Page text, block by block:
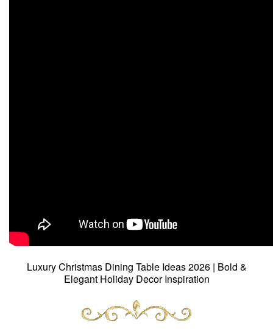
Luxury Christmas Dining Table Ideas 2026 | Bold &
Elegant Holiday Decor Inspiration